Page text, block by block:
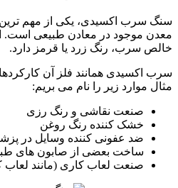
سنگ سرب اکسیدی، یکی از مهم
معدن موجود در معادن طبیعی است.
خالص سرب، رنگ زرد یا قرمز دارد.
سرب اکسیدی همانند فلز آن
مثال موارد زیر را نام می بریم:
صنعت نقاشی و رنگ رزی
خشک کننده رنگ روغن
ضد عفونی کننده وسایل در
ساخت بعضی از صابون های
صنعت لعاب کاری (مانند لعاب